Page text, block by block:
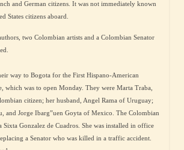
and German citizens. It was not immediately known
States citizens aboard.
two Colombian artists and a Colombian Senator
way to Bogota for the First Hispano-American
which was to open Monday. They were Marta Traba,
citizen; her husband, Angel Rama of Uruguay;
and Jorge Ibarg”uen Goyta of Mexico. The Colombian
Sixta Gonzalez de Cuadros. She was installed in office
a Senator who was killed in a traffic accident.